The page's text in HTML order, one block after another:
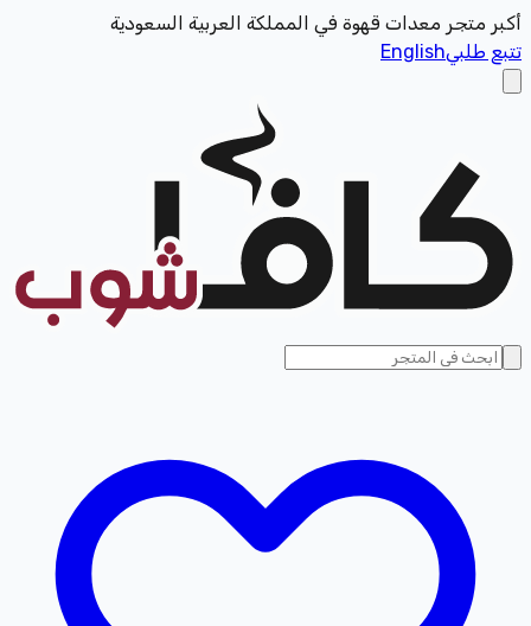
أكبر متجر معدات قهوة في المملكة العربية السعودية
تتبع طلبيEnglish